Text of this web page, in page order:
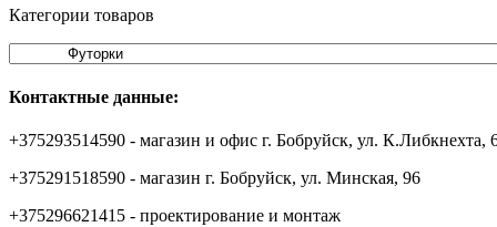
Категории товаров
Контактные данные:
+375293514590 - магазин и офис г. Бобруйск, ул. К.Либкнехта,
+375291518590 - магазин г. Бобруйск, ул. Минская, 96
+375296621415 - проектирование и монтаж